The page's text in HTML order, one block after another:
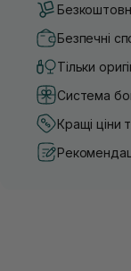
Безпечні
Тільки
Система
Кращі ціни